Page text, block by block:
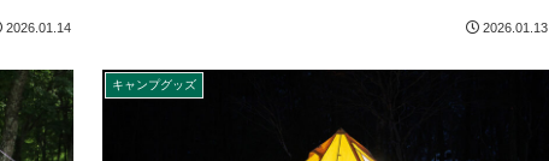
2026.01.14 2026.01.13
キャンプグッズ